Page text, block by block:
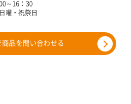
～16：30
曜・祝祭日
商品を問い合わせる